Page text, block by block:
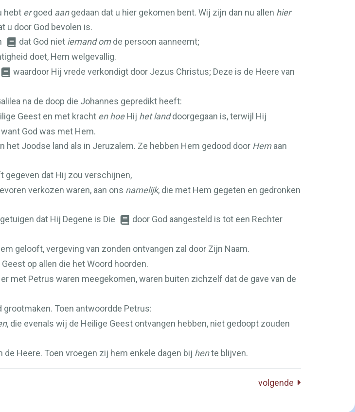
hebt ergoed aangedaan dat u hier gekomen bent. Wij zijn dan nu allen hier
u door God bevolen is.
dat God niet iemand omde persoon aanneemt;
doet, Hem welgevallig.
waardoor Hij vrede verkondigt door Jezus Christus; Deze is de Heere van
na de doop die Johannes gepredikt heeft:
Geest en met kracht en hoeHij het landdoorgegaan is, terwijl Hij
God was met Hem.
het Joodse land als in Jeruzalem. Ze hebben Hem gedood door Hemaan
gegeven dat Hij zou verschijnen,
verkozen waren, aan ons namelijk, die met Hem gegeten en gedronken
dat Hij Degene is Die
door God aangesteld is tot een Rechter
gelooft, vergeving van zonden ontvangen zal door Zijn Naam.
op allen die het Woord hoorden.
met Petrus waren meegekomen, waren buiten zichzelf dat de gave van de
grootmaken. Toen antwoordde Petrus:
, die evenals wij de Heilige Geest ontvangen hebben, niet gedoopt zouden
Heere. Toen vroegen zij hem enkele dagen bij hente blijven.
volgende